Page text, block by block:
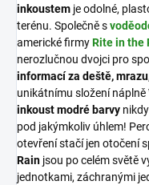
inkoustem je odolné,
terénu. Společně s
americké firmyRite in the
nerozlučnou dvojci pro
informací za deště,
unikátnímu složení náplně
inkoust modré barvy
pod jakýmkoliv úhlem!
otevření stačí jen otočení
Rain jsou po celém světě
jednotkami, záchranými